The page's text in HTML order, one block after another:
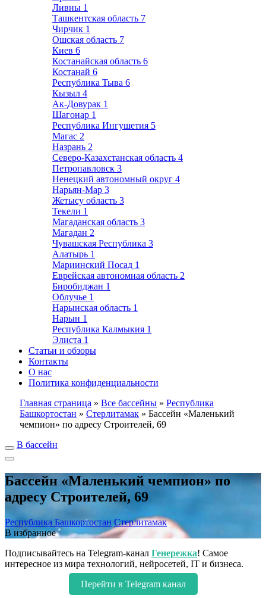
Ливны 1
Ташкентская область 7
Чирчик 1
Ошская область 7
Киев 6
Костанайская область 6
Костанай 6
Республика Тыва 6
Кызыл 4
Ак-Довурак 1
Шагонар 1
Республика Ингушетия 5
Магас 2
Назрань 2
Северо-Казахстанская область 4
Петропавловск 3
Ненецкий автономный округ 4
Нарьян-Мар 3
Жетысу область 3
Текели 1
Магаданская область 3
Магадан 2
Чувашская Республика 3
Алатырь 1
Мариинский Посад 1
Еврейская автономная область 2
Биробиджан 1
Облучье 1
Нарынская область 1
Нарын 1
Республика Калмыкия 1
Элиста 1
Статьи и обзоры
Контакты
О нас
Политика конфиденциальности
Главная страница » Все бассейны » Республика
Башкортостан » Стерлитамак » Бассейн «Маленький
чемпион» по адресу Строителей, 69
В бассейн
Бассейн «Маленький чемпион» по
адресу Строителей, 69
Республика Башкортостан Стерлитамак
В избранное
Подписывайтесь на Telegram-канал Генережка! Самое
интересное из мира технологий, нейросетей, IT и бизнеса.
Перейти в Telegram канал